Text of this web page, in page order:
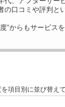
の口コミや評判と
”からもサービス
項目別に並び替え